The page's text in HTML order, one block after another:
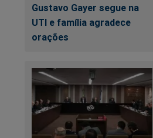
Gustavo Gayer segue na
UTI e família agradece
orações